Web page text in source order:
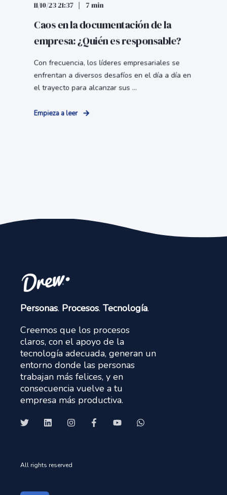
11/10/23 21:37 7 min
Caos en la documentación de la
empresa: ¿Quién es responsable?
Con frecuencia, los líderes empresariales se
enfrentan a diversos desafíos en el día a día en
el trayecto para alcanzar sus ...
Empieza a leer
Personas. Procesos. Tecnología.
Creemos que los procesos
claros, con el apoyo de la
tecnología adecuada, generan un
entorno donde las personas
trabajan más felices, y en
consecuencia vuelve a tu
empresa más productiva.
All rights reserved